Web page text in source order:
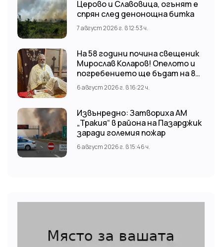
Церово и Славовица, огънят е
спрян след денонощна битка
7 август 2026 г. в 12:53 ч.
На 58 години почина свещеник
Мирослав Коларов! Опелото и
погребението ще бъдат на 8
август (събота) от 11:00 часа в
храм “Св. Св. Козма и Дамян”, гр.
6 август 2026 г. в 16:22 ч.
Извънредно: Затвориха АМ
„Тракия“ в района на Пазарджик
заради големия пожар
6 август 2026 г. в 15:46 ч.